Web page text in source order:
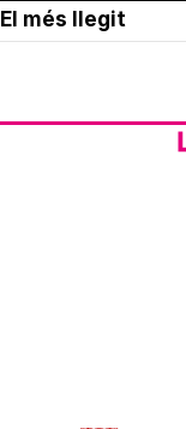
El més llegit